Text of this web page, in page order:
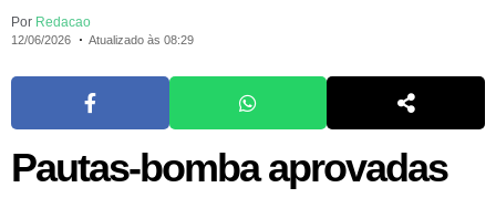
Por Redacao
12/06/2026 Atualizado às 08:29
Pautas-bomba aprovadas